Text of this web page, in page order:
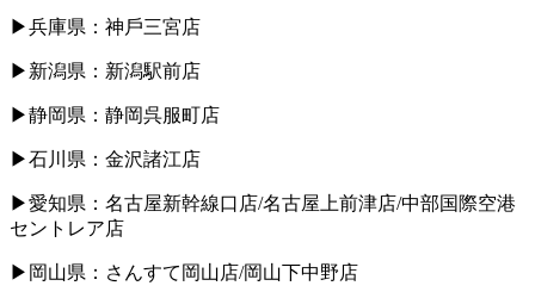
▶兵庫県：神⼾三宮店
▶新潟県：新潟駅前店
▶静岡県：静岡呉服町店
▶⽯川県：⾦沢諸江店
▶愛知県：名古屋新幹線⼝店/名古屋上前津店/中部国際空港
セントレア店
▶岡⼭県：さんすて岡⼭店/岡⼭下中野店